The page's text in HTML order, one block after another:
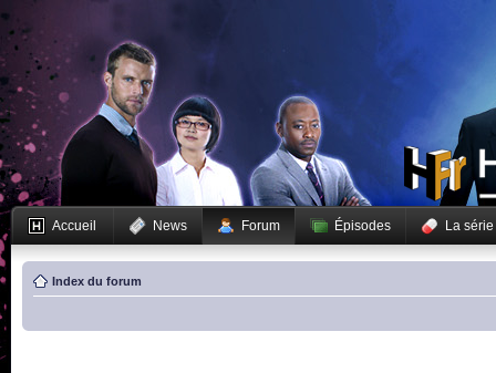
Accueil News Forum Épisodes La série
Index du forum